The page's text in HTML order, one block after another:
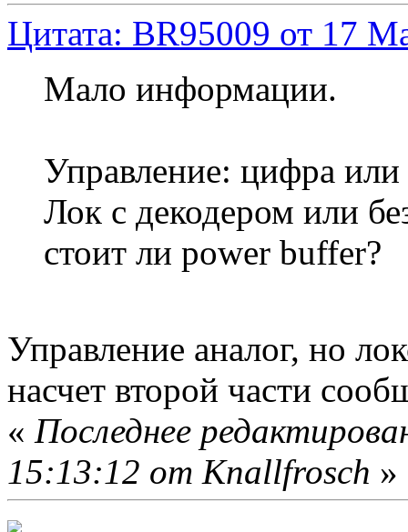
Цитата: BR95009 от 17
Мало информации.
Управление: цифра или
Лок с декодером или
стоит ли power buffer?
Управление аналог, но
насчет второй части
« Последнее
15:13:12 от Knallfrosch »